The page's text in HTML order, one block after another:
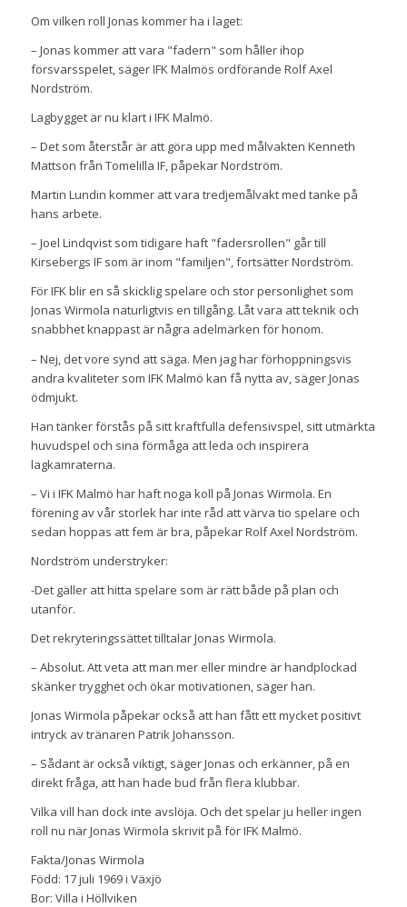
Om vilken roll Jonas kommer ha i laget:
– Jonas kommer att vara "fadern" som håller ihop
försvarsspelet, säger IFK Malmös ordförande Rolf Axel
Nordström.
Lagbygget är nu klart i IFK Malmö.
– Det som återstår är att göra upp med målvakten Kenneth
Mattson från Tomelilla IF, påpekar Nordström.
Martin Lundin kommer att vara tredjemålvakt med tanke på
hans arbete.
– Joel Lindqvist som tidigare haft "fadersrollen" går till
Kirsebergs IF som är inom "familjen", fortsätter Nordström.
För IFK blir en så skicklig spelare och stor personlighet som
Jonas Wirmola naturligtvis en tillgång. Låt vara att teknik och
snabbhet knappast är några adelmärken för honom.
– Nej, det vore synd att säga. Men jag har förhoppningsvis
andra kvaliteter som IFK Malmö kan få nytta av, säger Jonas
ödmjukt.
Han tänker förstås på sitt kraftfulla defensivspel, sitt utmärkta
huvudspel och sina förmåga att leda och inspirera
lagkamraterna.
– Vi i IFK Malmö har haft noga koll på Jonas Wirmola. En
förening av vår storlek har inte råd att värva tio spelare och
sedan hoppas att fem är bra, påpekar Rolf Axel Nordström.
Nordström understryker:
-Det gäller att hitta spelare som är rätt både på plan och
utanför.
Det rekryteringssättet tilltalar Jonas Wirmola.
– Absolut. Att veta att man mer eller mindre är handplockad
skänker trygghet och ökar motivationen, säger han.
Jonas Wirmola påpekar också att han fått ett mycket positivt
intryck av tränaren Patrik Johansson.
– Sådant är också viktigt, säger Jonas och erkänner, på en
direkt fråga, att han hade bud från flera klubbar.
Vilka vill han dock inte avslöja. Och det spelar ju heller ingen
roll nu när Jonas Wirmola skrivit på för IFK Malmö.
Fakta/Jonas Wirmola
Född: 17 juli 1969 i Växjö
Bor: Villa i Höllviken